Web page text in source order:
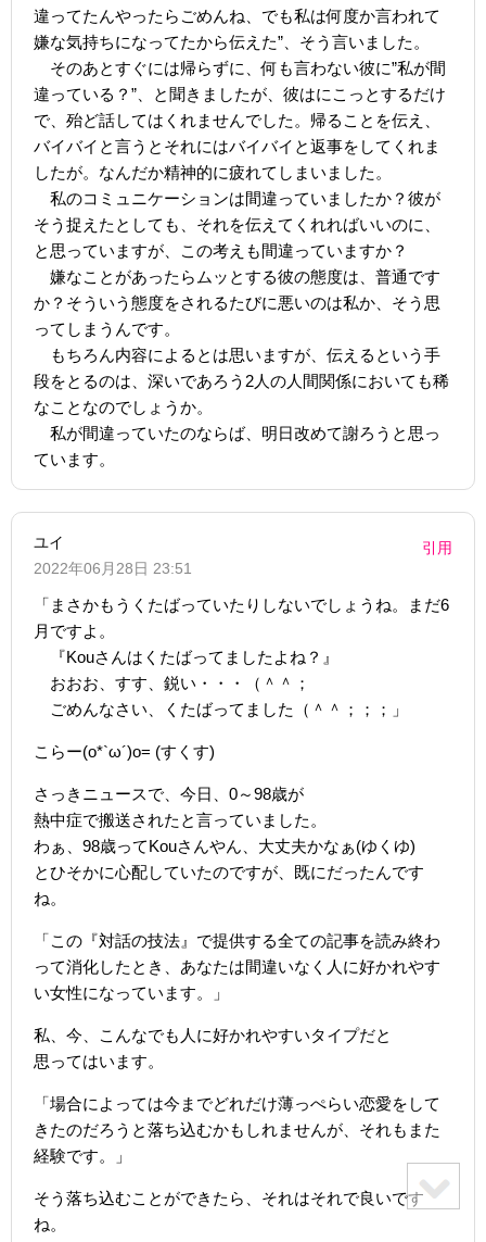
違ってたんやったらごめんね、でも私は何度か言われて
嫌な気持ちになってたから伝えた”、そう言いました。
そのあとすぐには帰らずに、何も言わない彼に”私が間
違っている？”、と聞きましたが、彼はにこっとするだけ
で、殆ど話してはくれませんでした。帰ることを伝え、
バイバイと言うとそれにはバイバイと返事をしてくれま
したが。なんだか精神的に疲れてしまいました。
私のコミュニケーションは間違っていましたか？彼が
そう捉えたとしても、それを伝えてくれればいいのに、
と思っていますが、この考えも間違っていますか？
嫌なことがあったらムッとする彼の態度は、普通です
か？そういう態度をされるたびに悪いのは私か、そう思
ってしまうんです。
もちろん内容によるとは思いますが、伝えるという手
段をとるのは、深いであろう2人の人間関係においても稀
なことなのでしょうか。
私が間違っていたのならば、明日改めて謝ろうと思っ
ています。
ユイ
2022年06月28日 23:51
引用
「まさかもうくたばっていたりしないでしょうね。まだ6
月ですよ。
『Kouさんはくたばってましたよね？』
おおお、すす、鋭い・・・（＾＾；
ごめんなさい、くたばってました（＾＾；；；」
こらー(o*`ω´)o= (すくす)
さっきニュースで、今日、0～98歳が
熱中症で搬送されたと言っていました。
わぁ、98歳ってKouさんやん、大丈夫かなぁ(ゆくゆ)
とひそかに心配していたのですが、既にだったんです
ね。
「この『対話の技法』で提供する全ての記事を読み終わ
って消化したとき、あなたは間違いなく人に好かれやす
い女性になっています。」
私、今、こんなでも人に好かれやすいタイプだと
思ってはいます。
「場合によっては今までどれだけ薄っぺらい恋愛をして
きたのだろうと落ち込むかもしれませんが、それもまた
経験です。」
そう落ち込むことができたら、それはそれで良いです
ね。